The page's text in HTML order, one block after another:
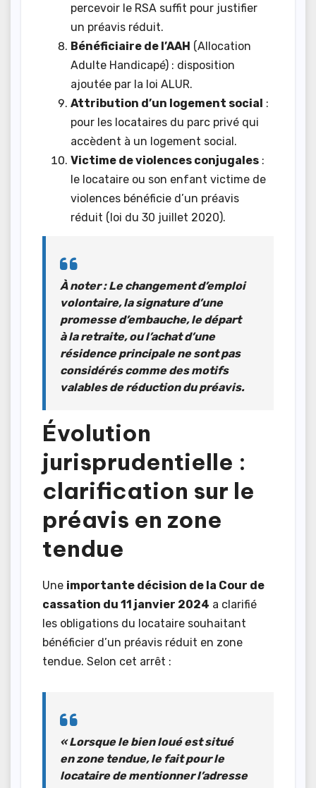
percevoir le RSA suffit pour justifier
un préavis réduit.
Bénéficiaire de l’AAH (Allocation
Adulte Handicapé) : disposition
ajoutée par la loi ALUR.
Attribution d’un logement social :
pour les locataires du parc privé qui
accèdent à un logement social.
Victime de violences conjugales :
le locataire ou son enfant victime de
violences bénéficie d’un préavis
réduit (loi du 30 juillet 2020).
À noter: Le changement d’emploi
volontaire, la signature d’une
promesse d’embauche, le départ
à la retraite, ou l’achat d’une
résidence principale ne sont pas
considérés comme des motifs
valables de réduction du préavis.
Évolution
jurisprudentielle :
clarification sur le
préavis en zone
tendue
Une importante décision de la Cour de
cassation du 11 janvier 2024 a clarifié
les obligations du locataire souhaitant
bénéficier d’un préavis réduit en zone
tendue. Selon cet arrêt :
« Lorsque le bien loué est situé
en zone tendue, le fait pour le
locataire de mentionner l’adresse